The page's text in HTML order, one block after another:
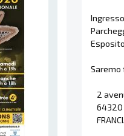
Saremo
2
64320